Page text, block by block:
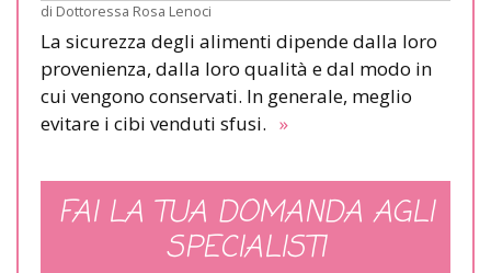
di Dottoressa Rosa Lenoci
La sicurezza degli alimenti dipende dalla loro
provenienza, dalla loro qualità e dal modo in
cui vengono conservati. In generale, meglio
evitare i cibi venduti sfusi. »
FAI LA TUA DOMANDA AGLI
SPECIALISTI